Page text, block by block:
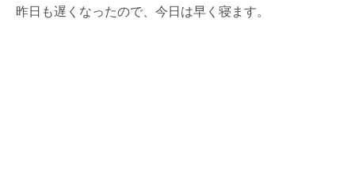
昨日も遅くなったので、今日は早く寝ます。